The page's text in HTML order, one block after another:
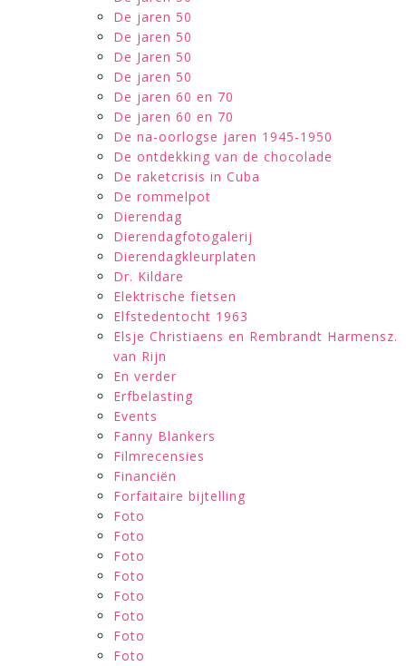
De jaren 50
De jaren 50
De Jaren 50
De jaren 50
De jaren 60 en 70
De jaren 60 en 70
De na-oorlogse jaren 1945-1950
De ontdekking van de chocolade
De raketcrisis in Cuba
De rommelpot
Dierendag
Dierendagfotogalerij
Dierendagkleurplaten
Dr. Kildare
Elektrische fietsen
Elfstedentocht 1963
Elsje Christiaens en Rembrandt Harmensz.
van Rijn
En verder
Erfbelasting
Events
Fanny Blankers
Filmrecensies
Financiën
Forfaitaire bijtelling
Foto
Foto
Foto
Foto
Foto
Foto
Foto
Foto